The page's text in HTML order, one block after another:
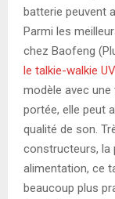
batterie peuvent
Parmi les
chez Baofeng
le talkie-walkie
modèle avec
portée, elle peut
qualité de son.
constructeurs, la
alimentation, ce
beaucoup plus